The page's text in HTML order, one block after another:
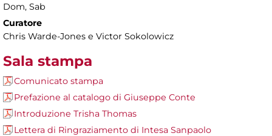
Dom, Sab
Curatore
Chris Warde-Jones e Victor Sokolowicz
Sala stampa
Comunicato stampa
Prefazione al catalogo di Giuseppe Conte
Introduzione Trisha Thomas
Lettera di Ringraziamento di Intesa Sanpaolo